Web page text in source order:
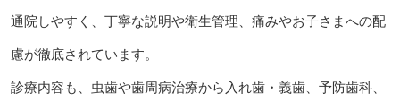
通院しやすく、丁寧な説明や衛生管理、痛みやお子さまへの配
慮が徹底されています。
診療内容も、虫歯や歯周病治療から入れ歯・義歯、予防歯科、